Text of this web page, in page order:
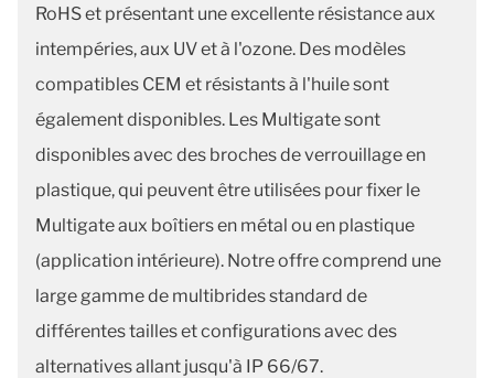
RoHS et présentant une excellente résistance aux
intempéries, aux UV et à l'ozone. Des modèles
compatibles CEM et résistants à l'huile sont
également disponibles. Les Multigate sont
disponibles avec des broches de verrouillage en
plastique, qui peuvent être utilisées pour fixer le
Multigate aux boîtiers en métal ou en plastique
(application intérieure). Notre offre comprend une
large gamme de multibrides standard de
différentes tailles et configurations avec des
alternatives allant jusqu'à IP 66/67.